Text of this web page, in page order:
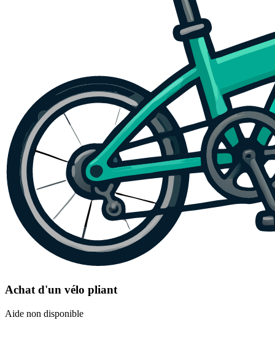
Achat d'un vélo pliant
Aide non disponible